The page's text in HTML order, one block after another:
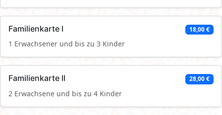
Familienkarte I 18,00 €
1 Erwachsener und bis zu 3 Kinder
Familienkarte II 28,00 €
2 Erwachsene und bis zu 4 Kinder